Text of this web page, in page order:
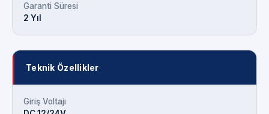
Garanti Süresi
2 Yıl
Teknik Özellikler
Giriş Voltajı